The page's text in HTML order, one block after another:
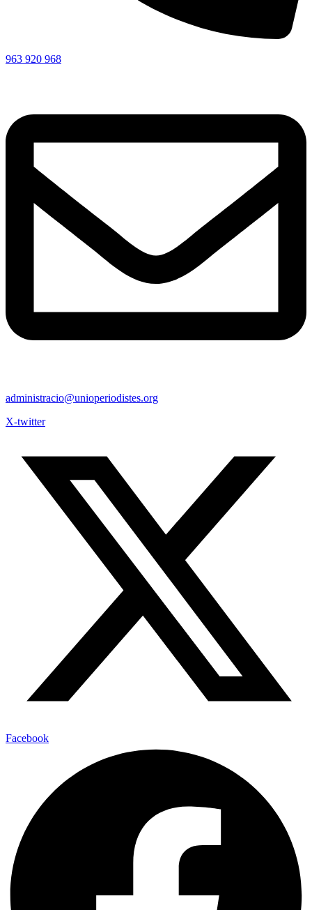
963 920 968
administracio@unioperiodistes.org
X-twitter
Facebook